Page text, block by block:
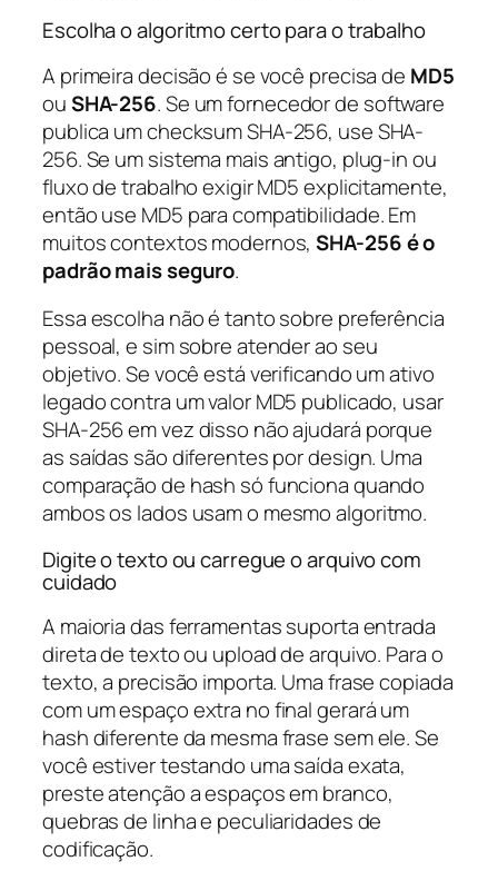
Escolha o algoritmo certo para o trabalho
A primeira decisão é se você precisa de MD5
ouSHA-256. Se um fornecedor de software
publica um checksum SHA-256, use SHA-
256. Se um sistema mais antigo, plug-in ou
fluxo de trabalho exigir MD5 explicitamente,
então use MD5 para compatibilidade. Em
muitos contextos modernos,SHA-256 é o
padrão mais seguro.
Essa escolha não é tanto sobre preferência
pessoal, e sim sobre atender ao seu
objetivo. Se você está verificando um ativo
legado contra um valor MD5 publicado, usar
SHA-256 em vez disso não ajudará porque
as saídas são diferentes por design. Uma
comparação de hash só funciona quando
ambos os lados usam o mesmo algoritmo.
Digite o texto ou carregue o arquivo com
cuidado
A maioria das ferramentas suporta entrada
direta de texto ou upload de arquivo. Para o
texto, a precisão importa. Uma frase copiada
com um espaço extra no final gerará um
hash diferente da mesma frase sem ele. Se
você estiver testando uma saída exata,
preste atenção a espaços em branco,
quebras de linha e peculiaridades de
codificação.